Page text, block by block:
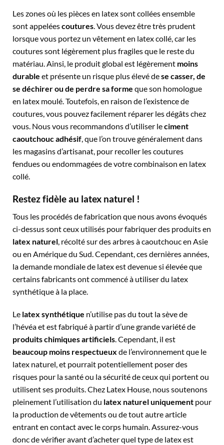
Les zones où les pièces en latex sont collées ensemble
sont appeléescoutures. Vous devez être très prudent
lorsque vous portez un vêtement en latex collé, car les
coutures sont légèrement plus fragiles que le reste du
matériau. Ainsi, le produit global est légèrement moins
durable et présente un risque plus élevé dese casser, de
se déchirer ou de perdre sa forme que son homologue
en latex moulé. Toutefois, en raison de l’existence de
coutures, vous pouvez facilement réparer les dégâts chez
vous. Nous vous recommandons d’utiliser leciment
caoutchouc adhésif, que l’on trouve généralement dans
les magasins d’artisanat, pour recoller les coutures
fendues ou endommagées de votre combinaison en latex
collé.
Restez fidèle au latex naturel !
Tous les procédés de fabrication que nous avons évoqués
ci-dessus sont ceux utilisés pour fabriquer des produits en
latex naturel , récolté sur des arbres à caoutchouc en Asie
ou en Amérique du Sud. Cependant, ces dernières années,
la demande mondiale de latex est devenue si élevée que
certains fabricants ont commencé à utiliser du latex
synthétique à la place.
Le latex synthétique n’utilise pas du tout la sève de
l’hévéa et est fabriqué à partir d’une grande variété de
produits chimiques artificiels. Cependant, il est
beaucoup moins respectueux de l’environnement que le
latex naturel, et pourrait potentiellement poser des
risques pour la santé ou la sécurité de ceux qui portent ou
utilisent ses produits. Chez Latex House, nous soutenons
pleinement l’utilisation du latex naturel uniquement pour
la production de vêtements ou de tout autre article
entrant en contact avec le corps humain. Assurez-vous
donc de vérifier avant d’acheter quel type de latex est